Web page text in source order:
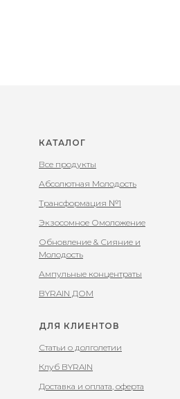
КАТАЛОГ
Все продукты
Абсолютная Молодость
Трансформация №1
Экзосомное Омоложение
Обновление & Сияние и
Молодость
Ампульные концентраты
BYRAIN ДОМ
ДЛЯ КЛИЕНТОВ
Статьи о долголетии
Клуб BYRAIN
Доставка и оплата, оферта